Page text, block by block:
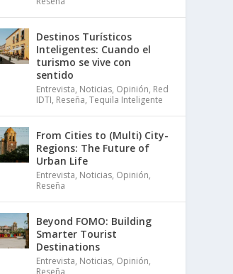
Destinos Turísticos
Inteligentes: Cuando el
turismo se vive con
sentido
Entrevista, Noticias, Opinión, Red
IDTI, Reseña,Tequila Inteligente
From Cities to (Multi) City-
Regions: The Future of
Urban Life
Entrevista, Noticias, Opinión,
Reseña
Beyond FOMO: Building
Smarter Tourist
Destinations
Entrevista, Noticias, Opinión,